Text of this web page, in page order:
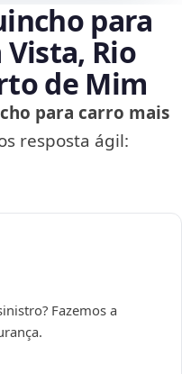
para
Rio
de Mim
para carro mais
resposta ágil:
Fazemos a